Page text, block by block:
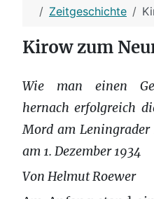
Zeitgeschichte
Kirow zum
Wie man einen
hernach erfolgreich
Mord am
am 1. Dezember 1934
Von Helmut Roewer